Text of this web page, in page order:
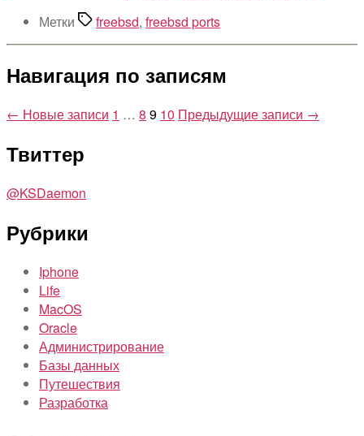
Метки
freebsd, freebsd ports
Навигация по записям
← Новыезаписи 1 … 8 9 10 Предыдущиезаписи →
Твиттер
@KSDaemon
Рубрики
Iphone
Life
MacOS
Oracle
Администрирование
Базы данных
Путешествия
Разработка